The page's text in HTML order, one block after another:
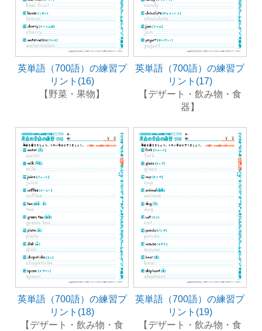
英単語（700語）の練習プ
リント(16)
【野菜・果物】
英単語（700語）の練習プ
リント(17)
【デザート・飲み物・食
器】
英単語（700語）の練習プ
リント(18)
【デザート・飲み物・食
英単語（700語）の練習プ
リント(19)
【デザート・飲み物・食